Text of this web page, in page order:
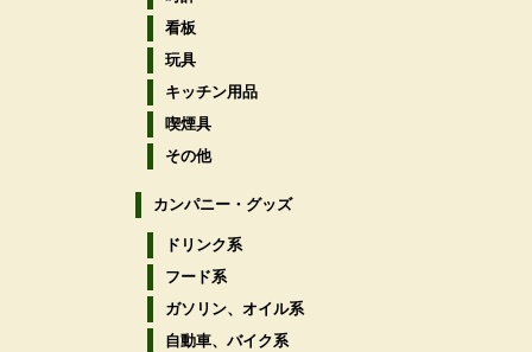
看板
玩具
キッチン用品
喫煙具
その他
カンパニー・グッズ
ドリンク系
フード系
ガソリン、オイル系
自動車、バイク系